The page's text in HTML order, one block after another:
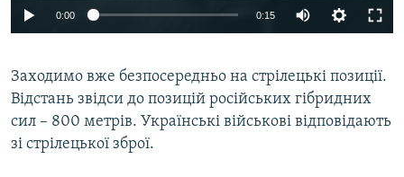
0:00 0:15
​Заходимо вже безпосередньо на стрілецькі позиції.
Відстань звідси до позицій російських гібридних
сил – 800 метрів. Українські військові відповідають
зі стрілецької зброї.